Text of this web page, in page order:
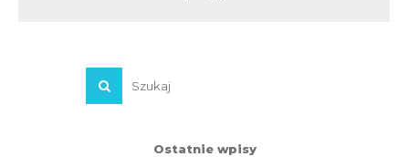
Ostatnie wpisy